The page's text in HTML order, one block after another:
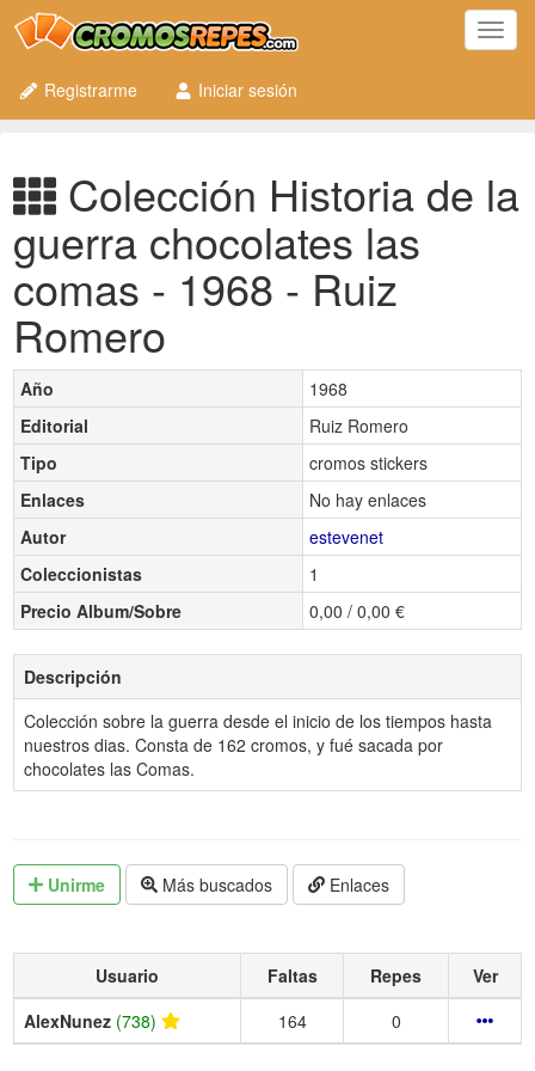
Registrarme
Iniciar sesión
Colección Historia de la
guerra chocolates las
comas - 1968 - Ruiz
Romero
Año
1968
Editorial
Ruiz Romero
Tipo
cromos stickers
Enlaces
No hay enlaces
Autor
estevenet
Coleccionistas
1
Precio Album/Sobre
0,00 / 0,00 €
Descripción
Colección sobre la guerra desde el inicio de los tiempos hasta
nuestros dias. Consta de 162 cromos, y fué sacada por
chocolates las Comas.
Unirme Más buscados Enlaces
Usuario Faltas Repes
Ver
AlexNunez (738) 164 0